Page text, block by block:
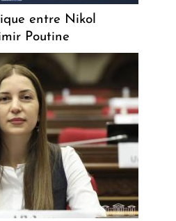
entre Nikol
Poutine